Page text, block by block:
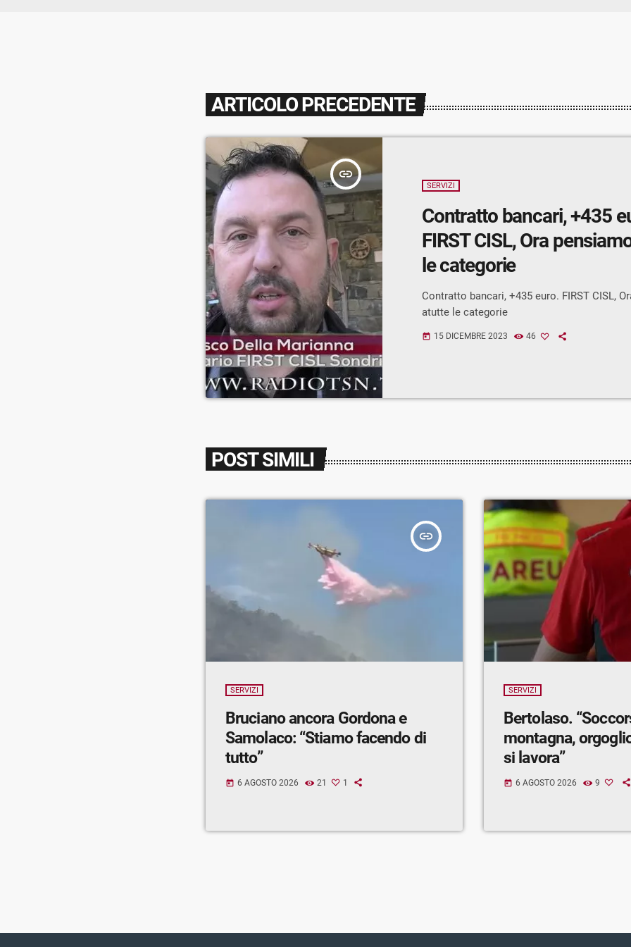
ARTICOLO PRECEDENTE
insert_link
SERVIZI
Contratto bancari, +435
FIRST CISL, Ora
le categorie
Contratto bancari, +435 euro. FIRST CISL,
atutte le categorie
today 15 DICEMBRE 2023 46
POST SIMILI
insert_link
SERVIZI
Bruciano ancora Gordona e
Samolaco: “Stiamo facendo di
tutto”
today 6 AGOSTO 2026 21 1
SERVIZI
Bertolaso.
montagna,
si lavora”
today 6 AGOSTO 2026 9